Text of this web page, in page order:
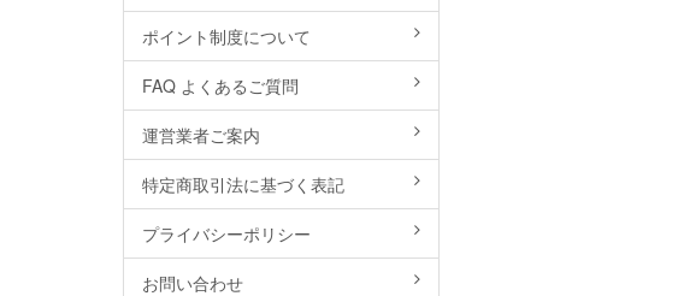
ポイント制度について
FAQ よくあるご質問
運営業者ご案内
特定商取引法に基づく表記
プライバシーポリシー
お問い合わせ